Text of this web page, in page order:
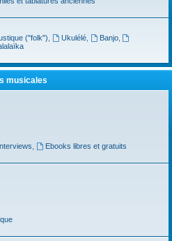
("folk") Ukulélé, Banjo,
musicales
Ebooks libres et gratuits